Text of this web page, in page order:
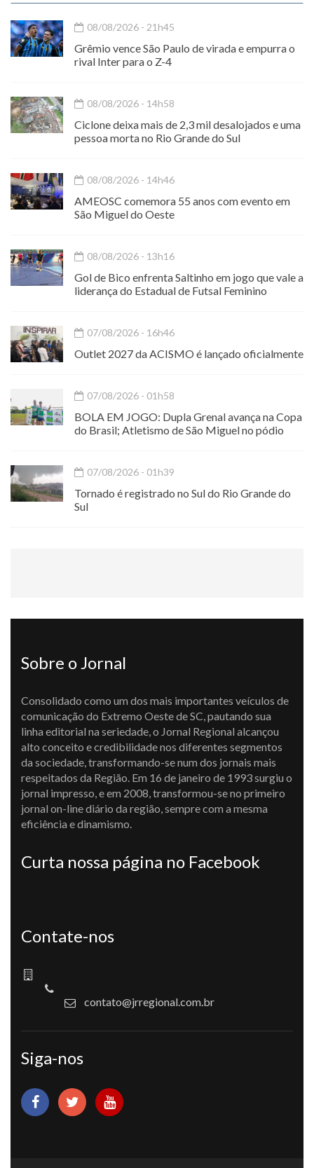
08/08/2026 - 21h45
Grêmio vence São Paulo de virada e empurra o
rival Inter para o Z-4
08/08/2026 - 14h58
Ciclone deixa mais de 2,3 mil desalojados e uma
pessoa morta no Rio Grande do Sul
08/08/2026 - 14h46
AMEOSC comemora 55 anos com evento em
São Miguel do Oeste
08/08/2026 - 13h16
Gol de Bico enfrenta Saltinho em jogo que vale a
liderança do Estadual de Futsal Feminino
07/08/2026 - 16h46
Outlet 2027 da ACISMO é lançado oficialmente
07/08/2026 - 01h58
BOLA EM JOGO: Dupla Grenal avança na Copa
do Brasil; Atletismo de São Miguel no pódio
07/08/2026 - 01h39
Tornado é registrado no Sul do Rio Grande do
Sul
Sobre o Jornal
Consolidado como um dos mais importantes veículos de
comunicação do Extremo Oeste de SC, pautando sua
linha editorial na seriedade, o Jornal Regional alcançou
alto conceito e credibilidade nos diferentes segmentos
da sociedade, transformando-se num dos jornais mais
respeitados da Região. Em 16 de janeiro de 1993 surgiu o
jornal impresso, e em 2008, transformou-se no primeiro
jornal on-line diário da região, sempre com a mesma
eficiência e dinamismo.
Curta nossa página no Facebook
Contate-nos
contato@jrregional.com.br
Siga-nos